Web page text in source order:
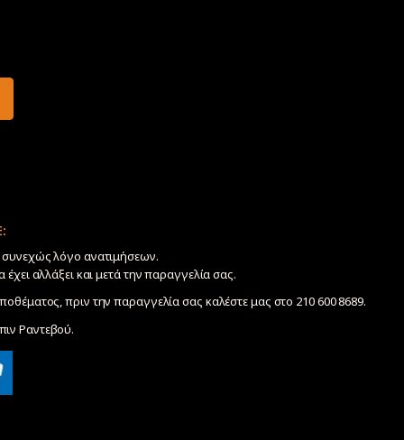
συνεχώς λόγο ανατιμήσεων.
έχει αλλάξει και μετά την παραγγελία σας.
πριν την παραγγελία σας καλέστε μας στο 210 600 8689.
Ραντεβού.